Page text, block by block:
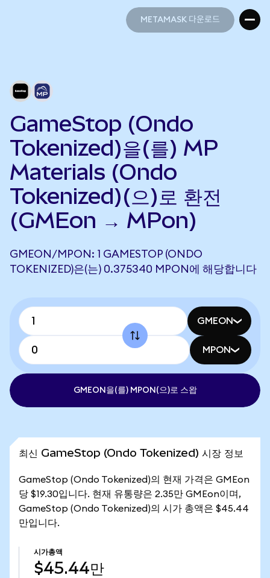
METAMASK 다운로드
GameStop (Ondo
Tokenized)을(를) MP
Materials (Ondo
Tokenized)(으)로 환전
(GMEon → MPon)
GMEON/MPON: 1 GAMESTOP (ONDO
TOKENIZED)은(는) 0.375340 MPON에 해당합니다
GMEON
MPON
GMEON을(를) MPON(으)로 스왑
최신 GameStop (Ondo Tokenized) 시장 정보
GameStop (Ondo Tokenized)의 현재 가격은 GMEon
당 $19.30입니다. 현재 유통량은 2.35만 GMEon이며,
GameStop (Ondo Tokenized)의 시가 총액은 $45.44
만입니다.
시가총액
$45.44만